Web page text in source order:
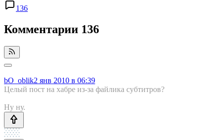
136
Комментарии 136
bO_oblik2 янв 2010 в 06:39
Целый пост на хабре из-за файлика субтитров?
Ну ну.